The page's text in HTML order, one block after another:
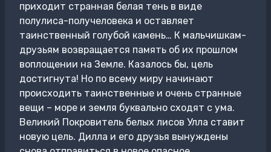
приходит странная белая тень в виде
полулиса-получеловека и оставляет
таинственный голубой камень… К мальчишкам-
друзьям возвращается память об их прошлом
воплощении на Земле. Казалось бы, цель
достигнута! Но по всему миру начинают
происходить таинственные и очень странные
вещи – море и земля буквально сходят с ума.
Великий Покровитель белых лисов Улла ставит
новую цель. Дилла и его друзья вынуждены